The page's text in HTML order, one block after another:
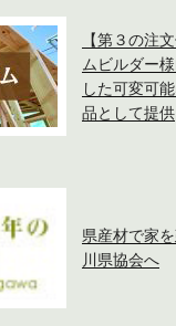
【第３の注
ムビルダー
した可変可
品として提供
県産材で家
川県協会へ